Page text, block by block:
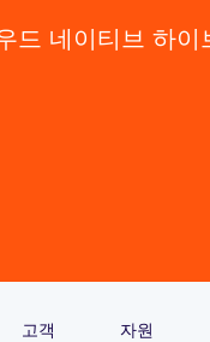
드 네이티브 하이
고객 자원